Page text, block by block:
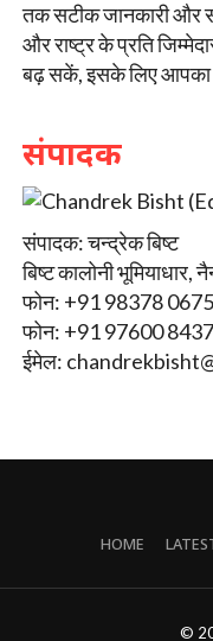
तक सटीक जानकारी और
और राष्ट्र के प्रति
बढ़ सकें, इसके लिए आपका
संपादक
संपादक: चन्द्रेक बिष्ट
बिष्ट कालोनी भूमियाधार,
फोन: +91 98378
फोन: +91 97600
ईमेल:
HOME
©